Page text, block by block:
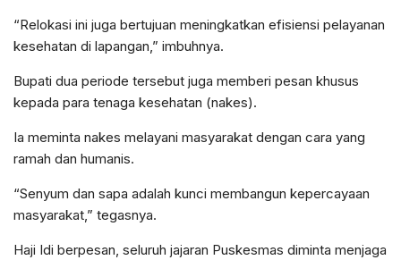
“Relokasi ini juga bertujuan meningkatkan efisiensi pelayanan
kesehatan di lapangan,” imbuhnya.
Bupati dua periode tersebut juga memberi pesan khusus
kepada para tenaga kesehatan (nakes).
Ia meminta nakes melayani masyarakat dengan cara yang
ramah dan humanis.
“Senyum dan sapa adalah kunci membangun kepercayaan
masyarakat,” tegasnya.
Haji Idi berpesan, seluruh jajaran Puskesmas diminta menjaga